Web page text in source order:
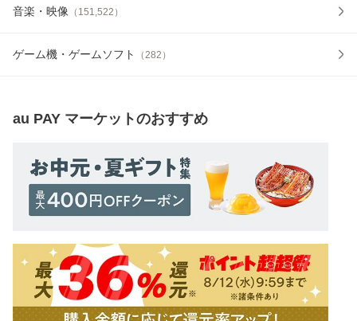
音楽・映像 （ 151,522 ）
ゲーム機・ゲームソフト （282 ）
au PAY マーケットのおすすめ